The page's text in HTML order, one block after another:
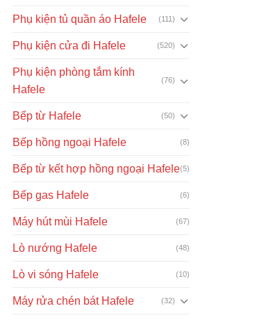
Phụ kiện tủ quần áo Hafele (111)
Phụ kiện cửa đi Hafele (520)
Phụ kiện phòng tắm kính
Hafele
(76)
Bếp từ Hafele (50)
Bếp hồng ngoại Hafele (8)
Bếp từ kết hợp hồng ngoại Hafele(5)
Bếp gas Hafele (6)
Máy hút mùi Hafele (67)
Lò nướng Hafele (48)
Lò vi sóng Hafele (10)
Máy rửa chén bát Hafele (32)